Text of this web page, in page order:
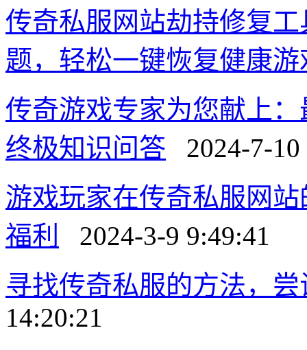
传奇私服网站劫持修复
题，轻松一键恢复健康游
传奇游戏专家为您献上
终极知识问答 2024-7-10
游戏玩家在传奇私服网
福利
2024-3-9 9:49:41
寻找传奇私服的方法，
14:20:21